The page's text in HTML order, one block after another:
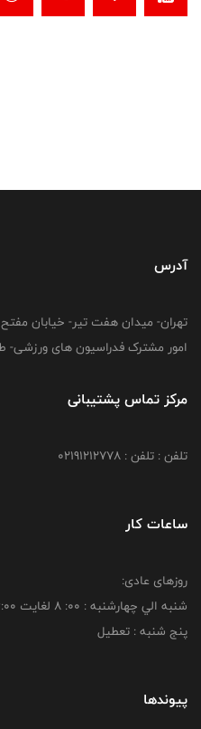
آدرس
امور مشترک فدراسیون های ورزشی- طبقه
مرکز تماس پشتیبانی
تلفن : تلفن : 02191212778
ساعات کار
روزهای عادی:
شنبه الي چهارشنبه : 00: 8 لغايت 16:00
پنج شنبه : تعطیل
پیوندها